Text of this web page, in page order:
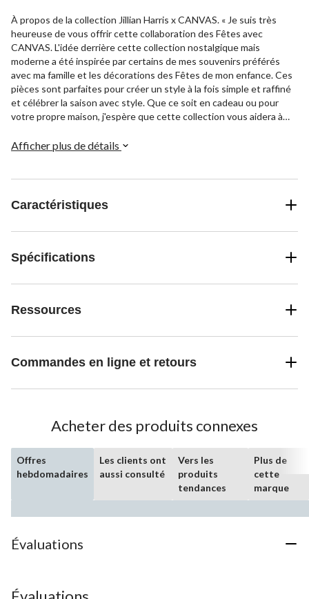
À propos de la collection Jillian Harris x CANVAS. « Je suis très
heureuse de vous offrir cette collaboration des Fêtes avec
CANVAS. L'idée derrière cette collection nostalgique mais
moderne a été inspirée par certains de mes souvenirs préférés
avec ma famille et les décorations des Fêtes de mon enfance. Ces
pièces sont parfaites pour créer un style à la fois simple et raffiné
et célébrer la saison avec style. Que ce soit en cadeau ou pour
votre propre maison, j'espère que cette collection vous aidera à
Afficher plus de détails
Caractéristiques
Spécifications
Ressources
Commandes en ligne et retours
Acheter des produits connexes
Offres
hebdomadaires
Les clients ont
aussi consulté
Vers les
produits
tendances
Plus de
cette
marque
Évaluations